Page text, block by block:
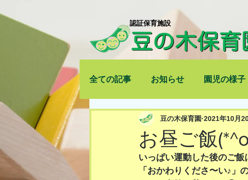
​認証保育施設
全ての記事 お知らせ 園児の様子
お昼ご飯
豆の木保育園 2021年10月
いっぱい運動した後のご飯
「おかわりくださ〜い♪」